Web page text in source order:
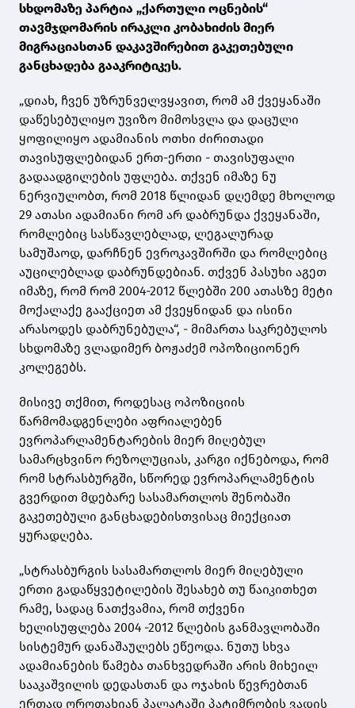
სხდომაზე პარტია „ქართული ოცნების“
თავმჯდომარის ირაკლი კობახიძის მიერ
მიგრაციასთან დაკავშირებით გაკეთებული
განცხადება გააკრიტიკეს.
„დიახ, ჩვენ უზრუნველვყავით, რომ ამ ქვეყანაში
დაწესებულიყო უვიზო მიმოსვლა და დაცული
ყოფილიყო ადამიანის ოთხი ძირითადი
თავისუფლებიდან ერთ-ერთი - თავისუფალი
გადაადგილების უფლება. თქვენ იმაზე ნუ
ნერვიულობთ, რომ 2018 წლიდან დღემდე მხოლოდ
29 ათასი ადამიანი რომ არ დაბრუნდა ქვეყანაში,
რომლებიც სასწავლებლად, ლეგალურად
სამუშაოდ, დარჩნენ ევროკავშირში და რომლებიც
აუცილებლად დაბრუნდებიან. თქვენ პასუხი აგეთ
იმაზე, რომ რომ 2004-2012 წლებში 200 ათასზე მეტი
მოქალაქე გააქციეთ ამ ქვეყნიდან და ისინი
არასოდეს დაბრუნებულა“, - მიმართა საკრებულოს
სხდომაზე ვლადიმერ ბოჟაძემ ოპოზიციონერ
კოლეგებს.
მისივე თქმით, როდესაც ოპოზიციის
წარმომადგენლები აფრიალებენ
ევროპარლამენტარების მიერ მიღებულ
სამარცხვინო რეზოლუციას, კარგი იქნებოდა, რომ
რომ სტრასბურგში, სწორედ ევროპარლამენტის
გვერდით მდებარე სასამართლოს შენობაში
გაკეთებული განცხადებისთვისაც მიექციათ
ყურადღება.
„სტრასბურგის სასამართლოს მიერ მიღებული
ერთი გადაწყვეტილების შესახებ თუ წაიკითხეთ
რამე, სადაც ნათქვამია, რომ თქვენი
ხელისუფლება 2004 -2012 წლების განმავლობაში
სისტემურ დანაშაულებს ეწეოდა. ნუთუ სხვა
ადამიანების წამება თანხვედრაში არის მიხეილ
სააკაშვილის დედასთან და ოჯახის წევრებთან
ერთად ოროთახიან პალატაში პატიმრობის ვადის